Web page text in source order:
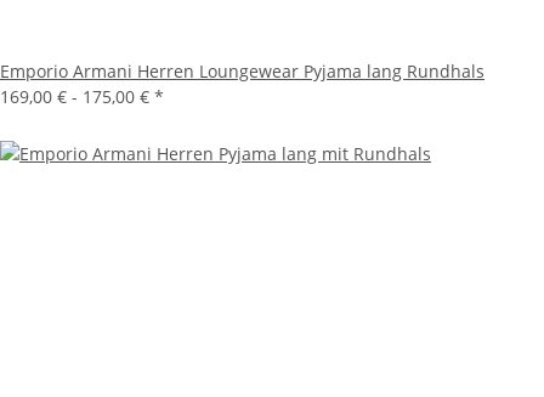
Emporio Armani Herren Loungewear Pyjama lang Rundhals
169,00 € - 175,00 € *